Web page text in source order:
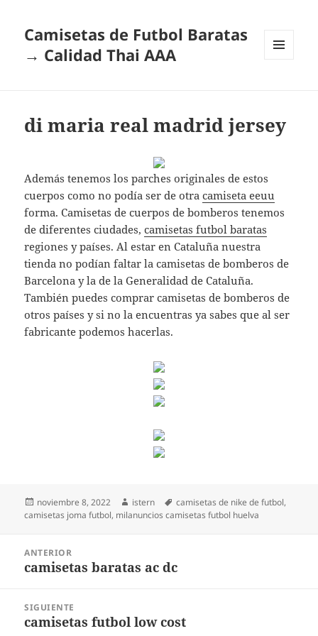
Camisetas de Futbol Baratas
→ Calidad Thai AAA
di maria real madrid jersey
Además tenemos los parches originales de estos
cuerpos como no podía ser de otracamiseta eeuu
forma. Camisetas de cuerpos de bomberos tenemos
de diferentes ciudades,camisetas futbol baratas
regiones y países. Al estar en Cataluña nuestra
tienda no podían faltar la camisetas de bomberos de
Barcelona y la de la Generalidad de Cataluña.
También puedes comprar camisetas de bomberos de
otros países y si no la encuentras ya sabes que al ser
fabricante podemos hacerlas.
Publicado
el
noviembre 8, 2022 Autor
istern Etiquetas
camisetas de nike de futbol,
camisetas joma futbol, milanuncios camisetas futbol huelva
entradas
ANTERIOR
Entrada
camisetas baratas ac dc
SIGUIENTE
Entrada
camisetas futbol low cost